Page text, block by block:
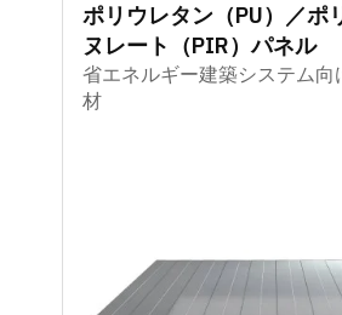
ポリウレタン（PU）／ポ
ヌレート（PIR）パネル
省エネルギー建築システム向
材